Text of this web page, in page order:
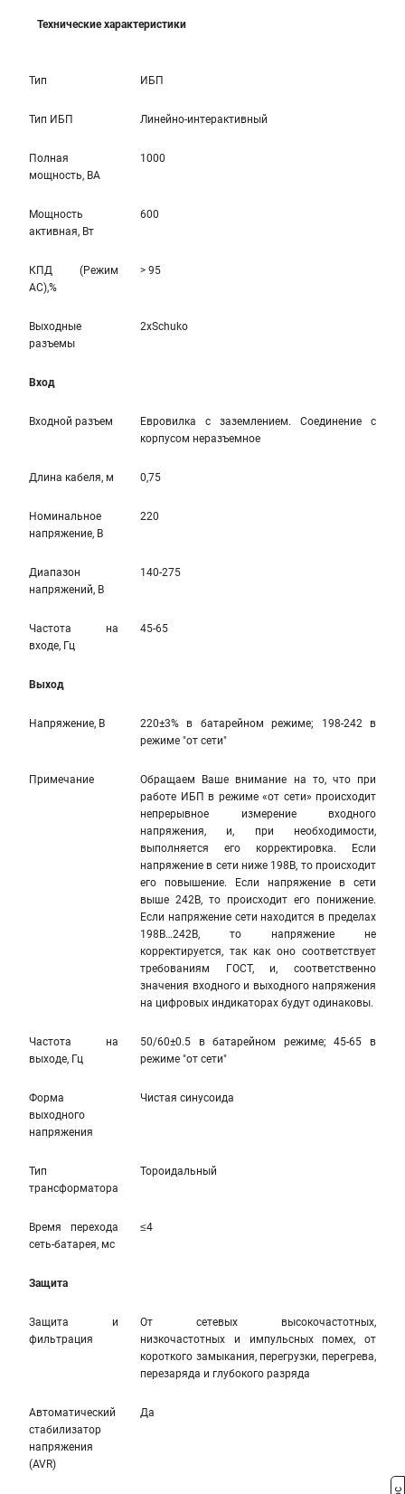
Технические характеристики
Тип ИБП
Тип ИБП Линейно-интерaктивный
Полная
мощность, ВА
1000
Мощность
активная, Вт
600
КПД (Режим
AC),%
> 95
Выходные
разъемы
2xSchuko
Вход
Входной разъем
Евровилка с заземлением. Соединение с
корпусом неразъемное
Длина кабеля, м 0,75
Номинальное
напряжение, В
220
Диапазон
напряжений, В
140-275
Частота на
входе, Гц
45-65
Выход
Напряжение, В
220±3% в батарейном режиме; 198-242 в
режиме "от сети"
Примечание
Обращаем Ваше внимание на то, что при
работе ИБП в режиме «от сети» происходит
непрерывное измерение входного
напряжения, и, при необходимости,
выполняется его корректировка. Если
напряжение в сети ниже 198В, то происходит
его повышение. Если напряжение в сети
выше 242В, то происходит его понижение.
Если напряжение сети находится в пределах
198В…242В, то напряжение не
корректируется, так как оно соответствует
требованиям ГОСТ, и, соответственно
значения входного и выходного напряжения
на цифровых индикаторах будут одинаковы.
Частота на
выходе, Гц
50/60±0.5 в батарейном режиме; 45-65 в
режиме "от сети"
Форма
выходного
напряжения
Чистая синусоида
Тип
трансформатора
Тороидальный
Время перехода
сеть-батарея, мс
≤4
Защита
Защита и
фильтрация
От сетевых высокочастотных,
низкочастотных и импульсных помех, от
короткого замыкания, перегрузки, перегрева,
перезаряда и глубокого разряда
Автоматический
стабилизатор
напряжения
(AVR)
Да